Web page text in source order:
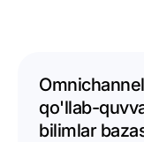
qo'llab-
bilimlar